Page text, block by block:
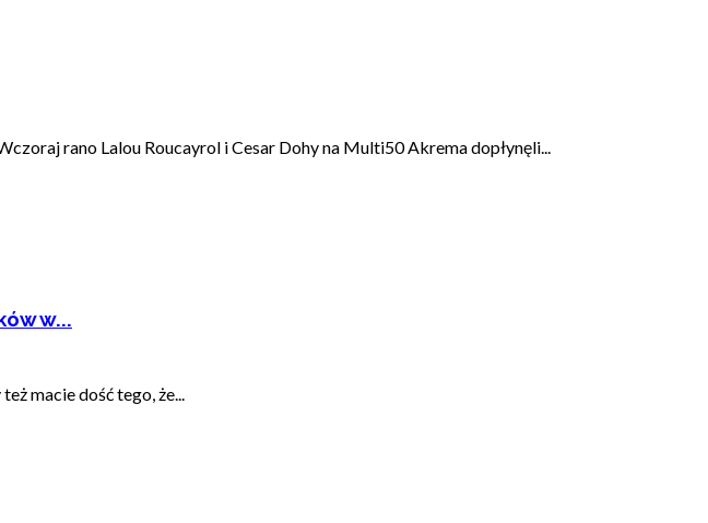
rano Lalou Roucayrol i Cesar Dohy na Multi50 Akrema dopłynęli...
w...
macie dość tego, że...